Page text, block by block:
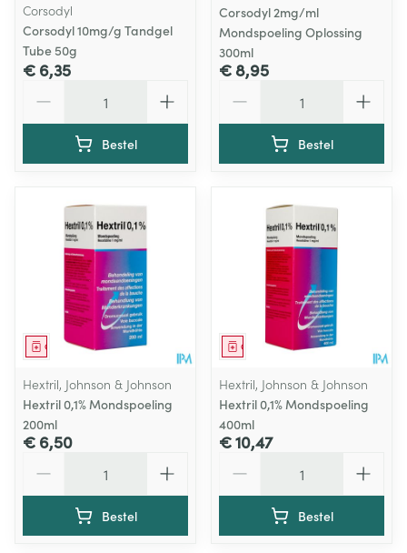
Corsodyl
Corsodyl 10mg/g Tandgel
Tube 50g
€ 6,35
Bestel
Corsodyl 2mg/ml
Mondspoeling Oplossing
300ml
€ 8,95
Bestel
Geneesmiddel
Hextril, Johnson & Johnson
Hextril 0,1% Mondspoeling
200ml
€ 6,50
Bestel
Geneesmiddel
Hextril, Johnson & Johnson
Hextril 0,1% Mondspoeling
400ml
€ 10,47
Bestel